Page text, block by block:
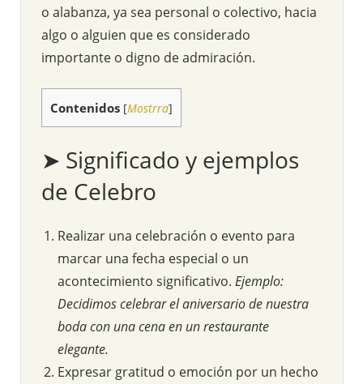
o alabanza, ya sea personal o colectivo, hacia
algo o alguien que es considerado
importante o digno de admiración.
Contenidos [Mostrra]
➤ Significado y ejemplos
de Celebro
Realizar una celebración o evento para
marcar una fecha especial o un
acontecimiento significativo. Ejemplo:
Decidimos celebrar el aniversario de nuestra
boda con una cena en un restaurante
elegante.
Expresar gratitud o emoción por un hecho